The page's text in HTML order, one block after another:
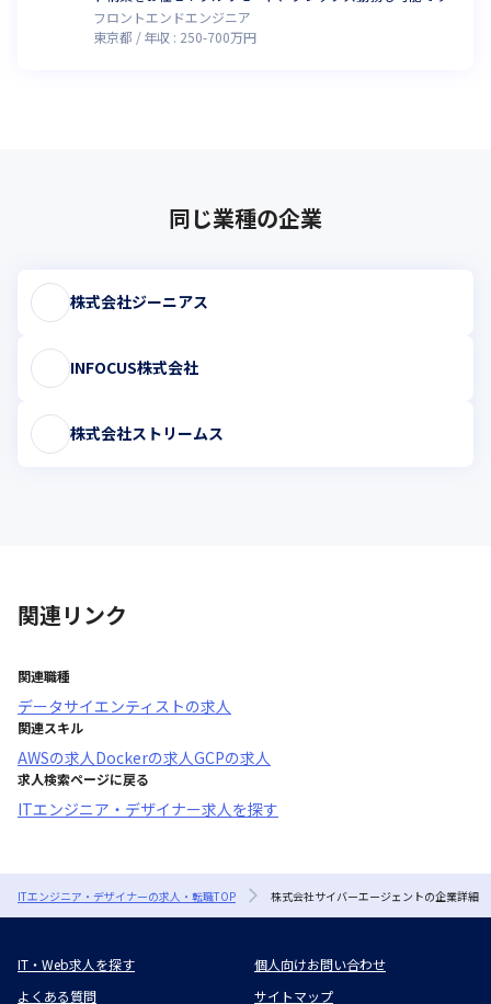
フロントエンドエンジニア
東京都
年収 : 250-700万円
同じ業種の企業
株式会社ジーニアス
INFOCUS株式会社
株式会社ストリームス
関連リンク
関連職種
データサイエンティストの求人
関連スキル
AWSの求人 Dockerの求人GCPの求人
求人検索ページに戻る
ITエンジニア・デザイナー求人を探す
ITエンジニア・デザイナーの求人・転職TOP 株式会社サイバーエージェントの企業詳細
IT・Web求人を探す
個人向けお問い合わせ
よくある質問
サイトマップ